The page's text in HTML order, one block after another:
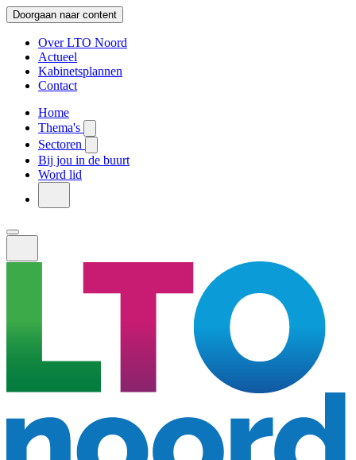
Doorgaan naar content
Over LTO Noord
Actueel
Kabinetsplannen
Contact
Home
Thema's
Sectoren
Bij jou in de buurt
Word lid